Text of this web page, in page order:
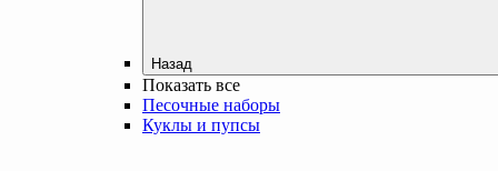
Назад
Показать все
Песочные наборы
Куклы и пупсы